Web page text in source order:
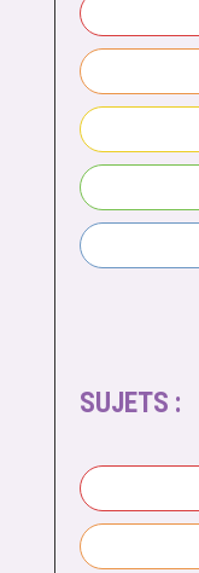
SUJETS :